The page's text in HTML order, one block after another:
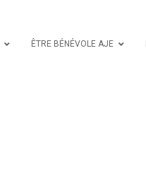
ÊTRE BÉNÉVOLE AJE